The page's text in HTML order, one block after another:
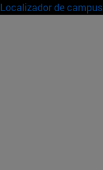
Localizador de campus